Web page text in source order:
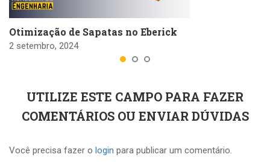
Otimização de Sapatas no Eberick
2 setembro, 2024
UTILIZE ESTE CAMPO PARA FAZER
COMENTÁRIOS OU ENVIAR DÚVIDAS
Você precisa fazer o login para publicar um comentário.